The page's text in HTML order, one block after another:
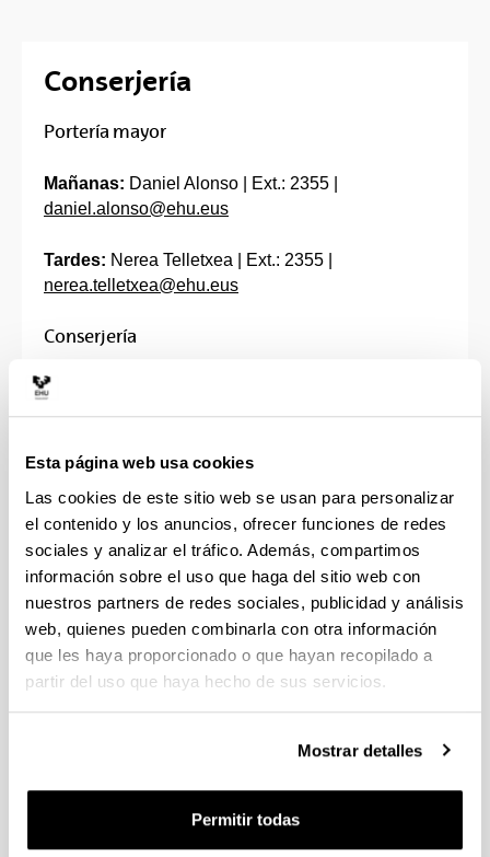
Esta página web usa cookies
Las cookies de este sitio web se usan para personalizar
el contenido y los anuncios, ofrecer funciones de redes
sociales y analizar el tráfico. Además, compartimos
información sobre el uso que haga del sitio web con
nuestros partners de redes sociales, publicidad y análisis
web, quienes pueden combinarla con otra información
que les haya proporcionado o que hayan recopilado a
partir del uso que haya hecho de sus servicios.
Mostrar detalles
Permitir todas
Conserjería
Portería mayor
Mañanas: Daniel Alonso | Ext.: 2355 |
daniel.alonso@ehu.eus
Tardes: Nerea Telletxea | Ext.: 2355 |
nerea.telletxea@ehu.eus
Conserjería
Mañanas
aitor.aramberri@ehu.eus
Amparo Rodríguez | Ext.: 2354 |
amparo.rodriguez@ehu.eus
Estíbaliz Guisasola | Ext.: 5169 |
estibaliz.guisasola@ehu.eus
Juan Manuel Piriz | Ext.: 2338-5169 |
juanmanuel.piriz@ehu.eus